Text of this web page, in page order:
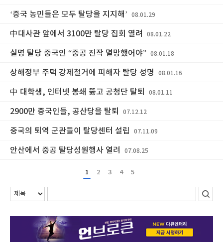
‘중국 농민들은 모두 탈당을 지지해’ 08.01.29
中대사관 앞에서 3100만 탈당 집회 열려 08.01.22
실명 탈당 중국인 “중공 진작 멸망했어야” 08.01.18
상해정부 주택 강제철거에 피해자 탈당 성명 08.01.16
中 대학생, 인터넷 봉쇄 뚫고 공청단 탈퇴 08.01.11
2900만 중국인들, 공산당을 탈퇴 07.12.12
중국의 퇴역 군관들이 탈당센터 설립 07.11.09
안산에서 중공 탈당성원행사 열려 07.08.25
1 2 3 4 5